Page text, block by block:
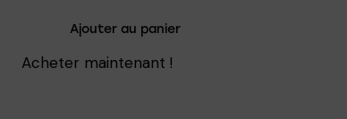
Ajouter au panier
Acheter maintenant !